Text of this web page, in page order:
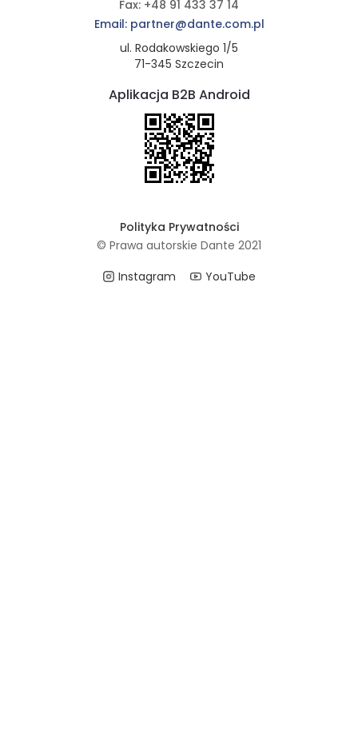
Fax: +48 91 433 37 14
Email: partner@dante.com.pl
ul. Rodakowskiego 1/5
71-345 Szczecin
Aplikacja B2B Android
Polityka Prywatności
© Prawa autorskie Dante 2021
Instagram
YouTube